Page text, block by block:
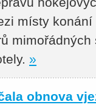
místy
»
obnova